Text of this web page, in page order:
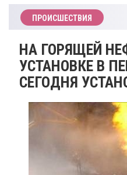
ПРОИСШЕСТВИЯ
НА ГОРЯЩЕЙ
УСТАНОВКЕ В
СЕГОДНЯ